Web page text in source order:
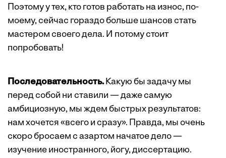
Поэтому у тех, кто готов работать на износ, по-
моему, сейчас гораздо больше шансов стать
мастером своего дела. И потому стоит
попробовать!
Последовательность.Какую бы задачу мы
перед собой ни ставили — даже самую
амбициозную, мы ждем быстрых результатов:
нам хочется «всего и сразу». Правда, мы очень
скоро бросаем с азартом начатое дело —
изучение иностранного, йогу, диссертацию.